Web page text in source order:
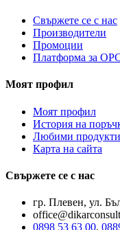
Свържете се с нас
Производители
Промоции
Платформа за
Моят профил
Моят профил
История на
Любими продукти
Карта на сайта
Свържете се с нас
гр. Плевен, ул.
0898 53 63 00,